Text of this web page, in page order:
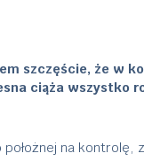
szczęście, że w
ciąża wszystko
na kontrolę,